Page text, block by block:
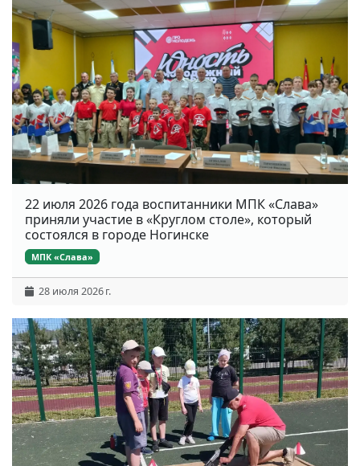
22 июля 2026 года воспитанники МПК «Слава»
приняли участие в «Круглом столе», который
состоялся в городе Ногинске
МПК «Слава»
28 июля 2026 г.